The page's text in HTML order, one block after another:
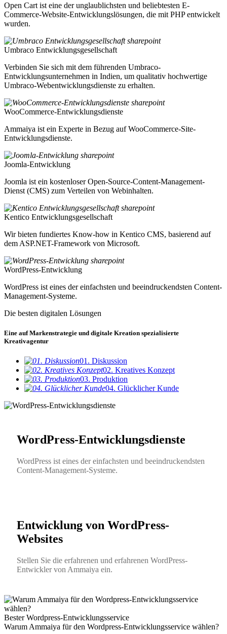
Open Cart ist eine der unglaublichsten und beliebtesten E-
Commerce-Website-Entwicklungslösungen, die mit PHP entwickelt
wurden.
Umbraco Entwicklungsgesellschaft
Verbinden Sie sich mit dem führenden Umbraco-
Entwicklungsunternehmen in Indien, um qualitativ hochwertige
Umbraco-Webentwicklungsdienste zu erhalten.
WooCommerce-Entwicklungsdienste
Ammaiya ist ein Experte in Bezug auf WooCommerce-Site-
Entwicklungsdienste.
Joomla-Entwicklung
Joomla ist ein kostenloser Open-Source-Content-Management-
Dienst (CMS) zum Verteilen von Webinhalten.
Kentico Entwicklungsgesellschaft
Wir bieten fundiertes Know-how in Kentico CMS, basierend auf
dem ASP.NET-Framework von Microsoft.
WordPress-Entwicklung
WordPress ist eines der einfachsten und beeindruckendsten Content-
Management-Systeme.
Die besten digitalen Lösungen
Eine auf Markenstrategie und digitale Kreation spezialisierte
Kreativagentur
01. Diskussion
02. Kreatives Konzept
03. Produktion
04. Glücklicher Kunde
WordPress-Entwicklungsdienste
WordPress ist eines der einfachsten und beeindruckendsten
Content-Management-Systeme.
Entwicklung von WordPress-
Websites
Stellen Sie die erfahrenen und erfahrenen WordPress-
Entwickler von Ammaiya ein.
Bester Wordpress-Entwicklungsservice
Warum Ammaiya für den Wordpress-Entwicklungsservice wählen?